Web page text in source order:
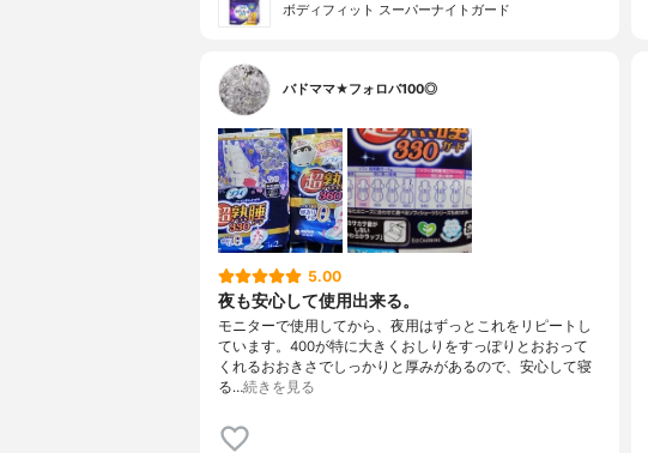
ボディフィット スーパーナイトガード
バドママ★フォロバ100◎
5.00
夜も安心して使用出来る。
モニターで使用してから、夜用はずっとこれをリピートし
ています。400が特に大きくおしりをすっぽりとおおって
くれるおおきさでしっかりと厚みがあるので、安心して寝
る…続きを見る